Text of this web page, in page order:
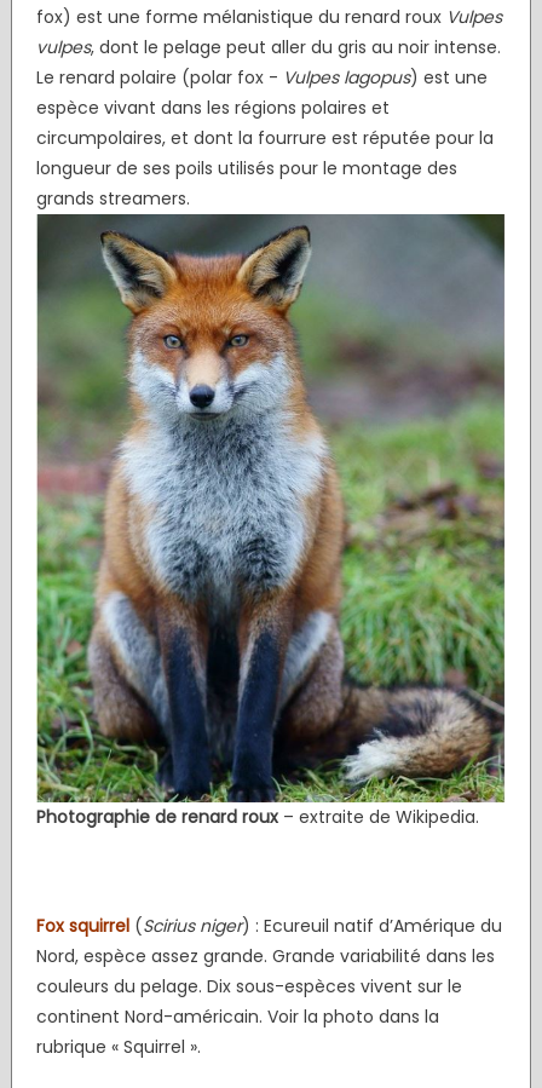
fox) est une forme mélanistique du renard roux Vulpes
vulpes, dont le pelage peut aller du gris au noir intense.
Le renard polaire (polar fox - Vulpes lagopus) est une
espèce vivant dans les régions polaires et
circumpolaires, et dont la fourrure est réputée pour la
longueur de ses poils utilisés pour le montage des
grands streamers.
Photographie de renard roux– extraite de Wikipedia.
Fox squirrel(Scirius niger) : Ecureuil natif d’Amérique du
Nord, espèce assez grande. Grande variabilité dans les
couleurs du pelage. Dix sous-espèces vivent sur le
continent Nord-américain. Voir la photo dans la
rubrique « Squirrel ».